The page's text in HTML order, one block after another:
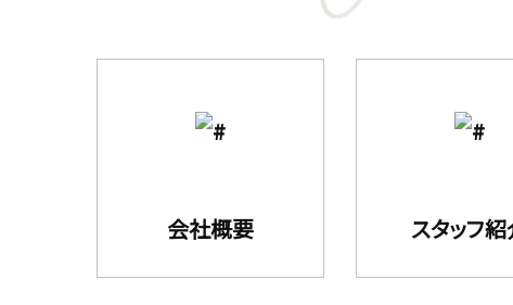
会社概要 スタッフ